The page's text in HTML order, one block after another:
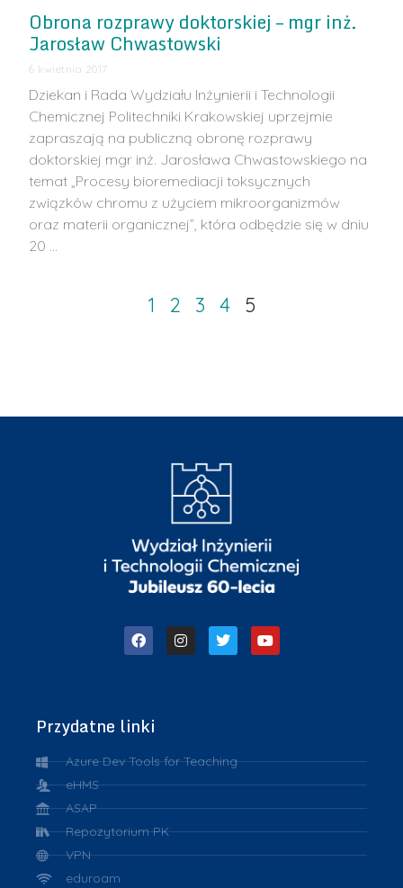
Obrona rozprawy doktorskiej – mgr inż.
Jarosław Chwastowski
6 kwietnia 2017
Dziekan i Rada Wydziału Inżynierii i Technologii
Chemicznej Politechniki Krakowskiej uprzejmie
zapraszają na publiczną obronę rozprawy
doktorskiej mgr inż. Jarosława Chwastowskiego na
temat „Procesy bioremediacji toksycznych
związków chromu z użyciem mikroorganizmów
oraz materii organicznej”, która odbędzie się w dniu
20 …
1 2 3 4 5
Przydatne linki
Azure Dev Tools for Teaching
eHMS
ASAP
Repozytorium PK
VPN
eduroam